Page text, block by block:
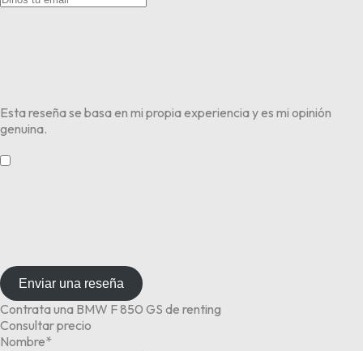
Esta reseña se basa en mi propia experiencia y es mi opinión
genuina.
Enviar una reseña
Contrata una BMW F 850 GS de renting
Consultar precio
Nombre*